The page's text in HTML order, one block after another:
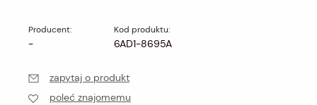
Producent:
-
Kod produktu:
6AD1-8695A
zapytaj o produkt
poleć znajomemu